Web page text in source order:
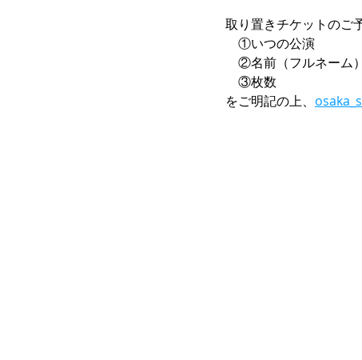
取り置きチケットのご
①いつの公演
②名前（フルネーム）
③枚数
をご明記の上、